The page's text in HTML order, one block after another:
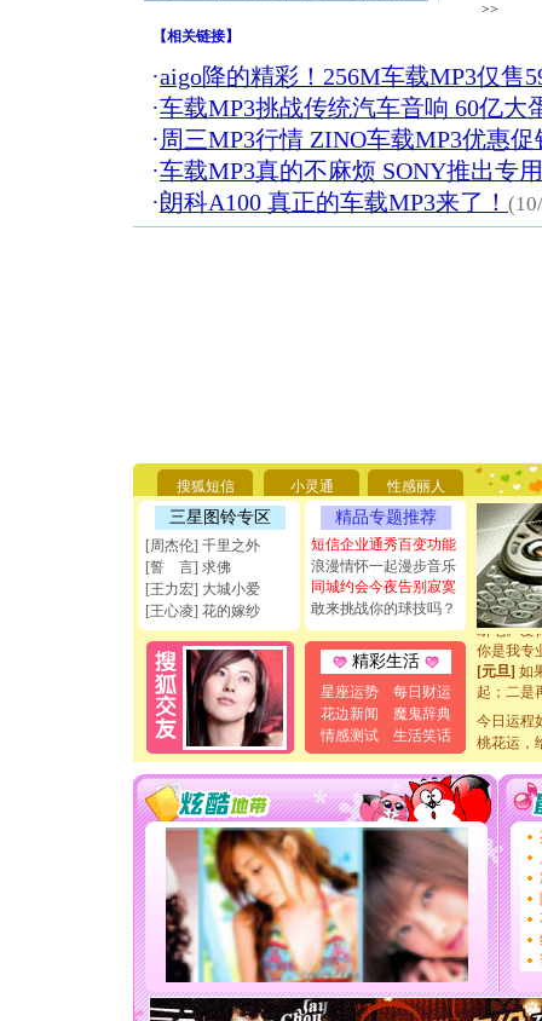
>>
【相关链接】
·aigo降的精彩！256M车载MP3仅售
·车载MP3挑战传统汽车音响 60亿大
·周三MP3行情 ZINO车载MP3优惠促
·车载MP3真的不麻烦 SONY推出专
·朗科A100 真正的车载MP3来了！
搜狐短信 小灵通 性感丽人
三星图铃专区
[周杰伦] 千里之外
[誓 言] 求佛
[王力宏] 大城小爱
[王心凌] 花的嫁纱
精品专题推荐
短信企业通秀百变功能
浪漫情怀一起漫步音乐
同城约会今夜告别寂寞
敢来挑战你的球技吗？
精彩生活
星座运势
每日财运
花边新闻
魔鬼辞典
情感测试
生活笑话
要平安！
[圣诞节]
能正大光
天都要快
[圣诞节]
如意,快
[元旦]看
断电。爱
你是我专
[元旦] 如
起；二是
离。水晶
[元旦]当
泣，这痛
卖了。水
[春节]风
颜！冬
道一声平
[春节]
传
片叶子
送你一
[圣诞节]
你太多
要平安
[圣诞节]
能正大光
天都要快
今日运程
桃花运，